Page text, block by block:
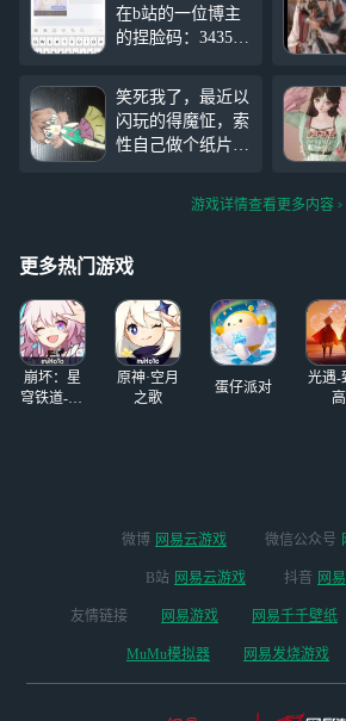
在b站的一位博主
的捏脸码：343513
啦 p3是我在博主
原基础上修改了一
下身材，因为感觉
博主的肩膀有点宽
膀宽的直接搜我的
~我的捏脸码
笑死我了，最近以
闪玩的得魔怔，索
性自己做个纸片
桌，上课在桌子底
游戏详情查看更多内容
更多热门游戏
崩坏：星
穹铁道-4.4
原神·空月
之歌
蛋仔派对
光遇-
高
微博 网易云游戏 微信公众号
B站 网易云游戏 抖音 网
友情链接 网易游戏 网易千千壁纸
MuMu模拟器 网易发烧游戏